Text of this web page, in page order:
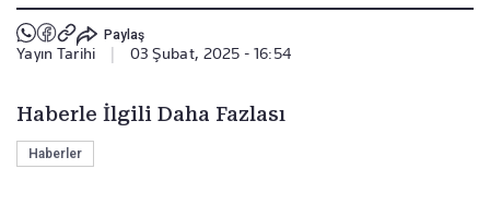
Paylaş
Yayın Tarihi 03 Şubat, 2025 - 16:54
Haberle İlgili Daha Fazlası
Haberler